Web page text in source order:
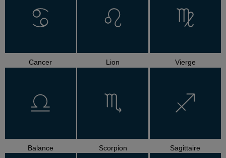
Cancer Lion Vierge
Balance Scorpion Sagittaire